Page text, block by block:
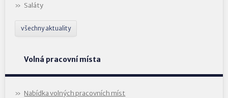
Saláty
všechny aktuality
Volná pracovní místa
Nabídka volných pracovních míst